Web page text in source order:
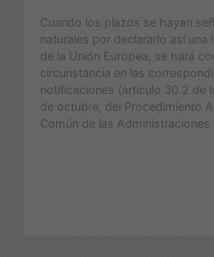
Cuando los plazos se hayan
naturales por declararlo así una
de la Unión Europea, se hará
circunstancia en las
notificaciones (artículo 30.2 de
de octubre, del Procedimiento
Común de las Administraciones